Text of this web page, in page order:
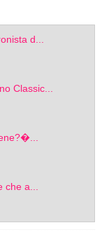
d...
Classic...
a...